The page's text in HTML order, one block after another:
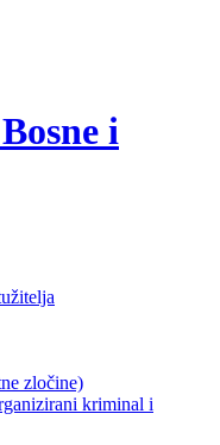
i
zločine)
kriminal i